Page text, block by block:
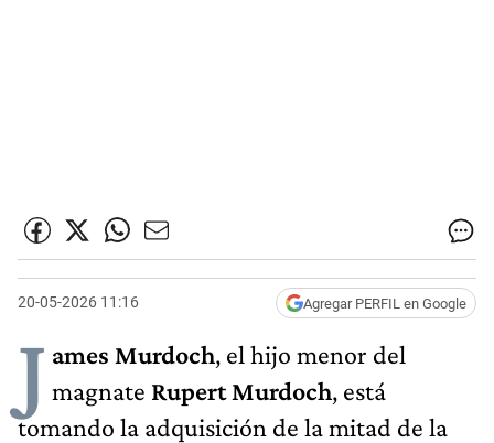
20-05-2026 11:16 Agregar PERFIL en Google
J ames Murdoch, el hijo menor del
magnate Rupert Murdoch, está
tomando la adquisición de la mitad de la